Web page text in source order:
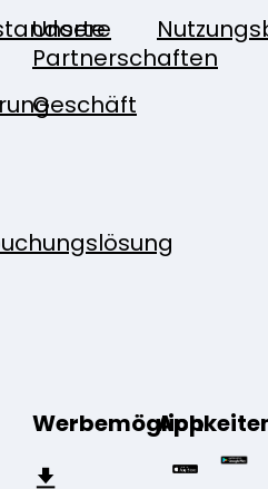
Unsere
Partnerschaften
Geschäft
App